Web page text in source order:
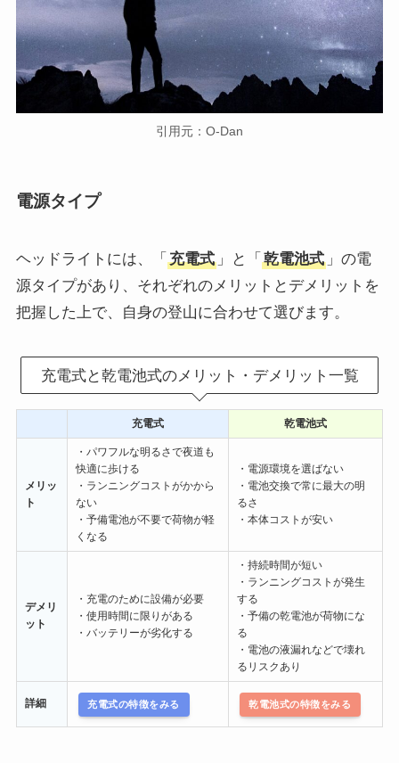
引用元：O-Dan
電源タイプ
ヘッドライトには、「 充電式」と「 乾電池式」の電
源タイプがあり、それぞれのメリットとデメリットを
把握した上で、自身の登山に合わせて選びます。
充電式と乾電池式のメリット・デメリット一覧
充電式 乾電池式
メリッ
ト
・パワフルな明るさで夜道も
快適に歩ける
・ランニングコストがかから
ない
・予備電池が不要で荷物が軽
くなる
・電源環境を選ばない
・電池交換で常に最大の明
るさ
・本体コストが安い
デメリ
ット
・充電のために設備が必要
・使用時間に限りがある
・バッテリーが劣化する
・持続時間が短い
・ランニングコストが発生
する
・予備の乾電池が荷物にな
る
・電池の液漏れなどで壊れ
るリスクあり
詳細 充電式の特徴をみる 乾電池式の特徴をみる